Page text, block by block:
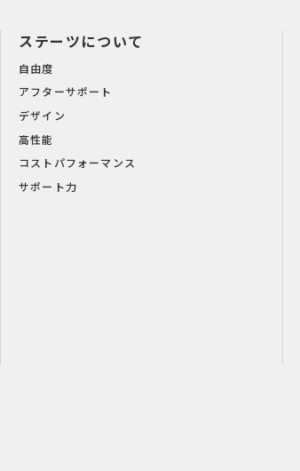
ステーツについて
自由度
アフターサポート
デザイン
高性能
コストパフォーマンス
サポート力